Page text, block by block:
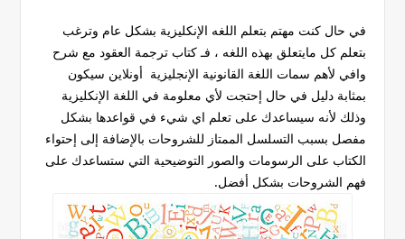
في حال كنت مهتم بتعلم اللغه الإنكليزية بشكل عام وترغب
بتعلم كل مايتعلق بهذه اللغه ، فـ كتاب ترجمة العقود مع شرح
وافي لأهم سمات اللغة القانونية الإنجليزية أونلاين سيكون
بمثابة دليل في حال إحتجت لأي معلومة في اللغة الإنكليزية
وذلك لأنه سيساعدك على تعلم اي شيء في قواعدها بشكل
مفصل بسبب التسلسل الممتاز للشروحات بالإضافة إلى إحتواء
الكتاب على الرسومات والصور التوضيحية التي ستساعدك على
فهم الشروحات بشكل أفضل.